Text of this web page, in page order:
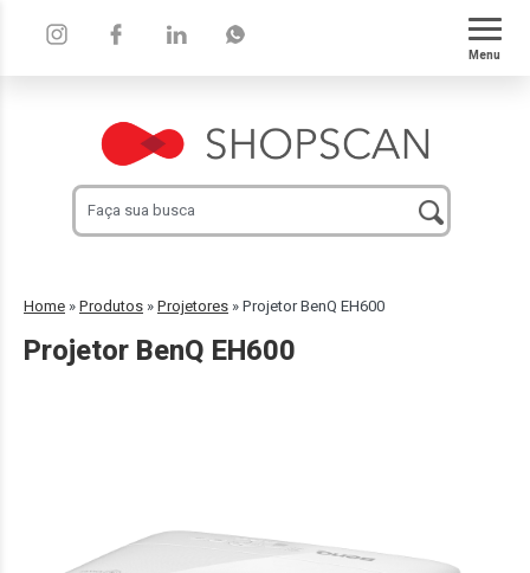
Menu
Home »Produtos »Projetores »Projetor BenQ EH600
Projetor BenQ EH600